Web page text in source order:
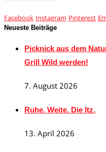
Facebook Instagram Pinterest
Neueste Beiträge
Picknick aus dem
Grill Wild werden!
7. August 2026
Ruhe. Weite. Die Itz.
13. April 2026